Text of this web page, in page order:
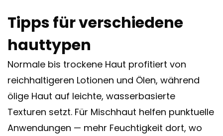
Tipps für verschiedene
hauttypen
Normale bis trockene Haut profitiert von
reichhaltigeren Lotionen und Ölen, während
ölige Haut auf leichte, wasserbasierte
Texturen setzt. Für Mischhaut helfen punktuelle
Anwendungen — mehr Feuchtigkeit dort, wo